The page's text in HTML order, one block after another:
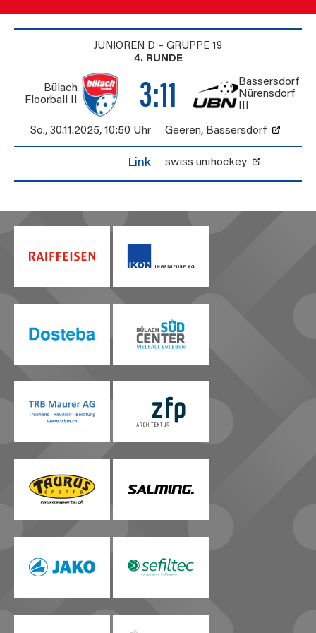
JUNIOREN D – GRUPPE 19
4. RUNDE
Bülach
Floorball II
3:11
Bassersdorf
Nürensdorf
So., 30.11.2025, 10:50 Uhr Geeren, Bassersdorf
Link swiss unihockey